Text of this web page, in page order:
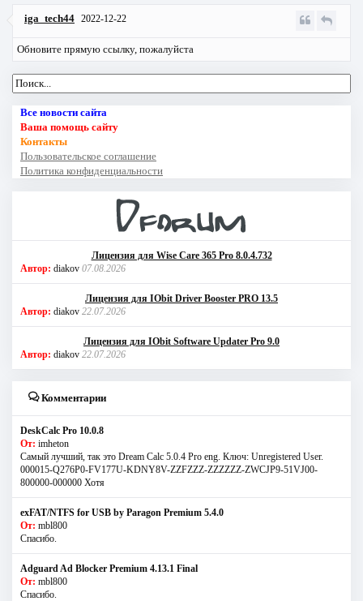
iga_tech44 2022-12-22
Обновите прямую ссылку, пожалуйста
Все новости сайта
Ваша помощь сайту
Контакты
Пользовательское соглашение
Политика конфиденциальности
Лицензия для Wise Care 365 Pro 8.0.4.732
Автор: diakov 07.08.2026
Лицензия для IObit Driver Booster PRO 13.5
Автор: diakov 22.07.2026
Лицензия для IObit Software Updater Pro 9.0
Автор: diakov 22.07.2026
Комментарии
DeskCalc Pro 10.0.8
От: imheton
Самый лучший, так это Dream Calc 5.0.4 Pro eng. Ключ: Unregistered User.
000015-Q276P0-FV177U-KDNY8V-ZZFZZZ-ZZZZZZ-ZWCJP9-51VJ00-
800000-000000 Хотя
exFAT/NTFS for USB by Paragon Premium 5.4.0
От: mbl800
Спасибо.
Adguard Ad Blocker Premium 4.13.1 Final
От: mbl800
Спасибо.